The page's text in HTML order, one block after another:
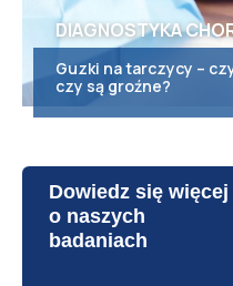
DIAGNOSTYKA
Guzki na tarczycy –
czy są groźne?
Dowiedz się więcej
o naszych
badaniach